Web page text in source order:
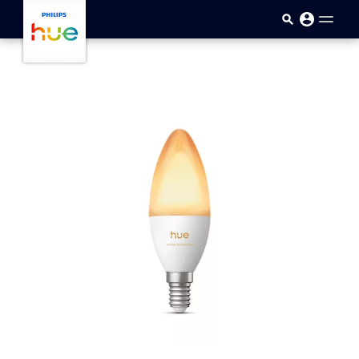
Přejít k hlavnímu obsahu